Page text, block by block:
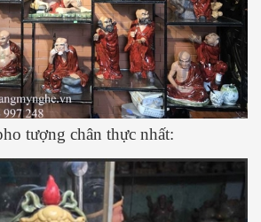
tượng chân thực nhất: